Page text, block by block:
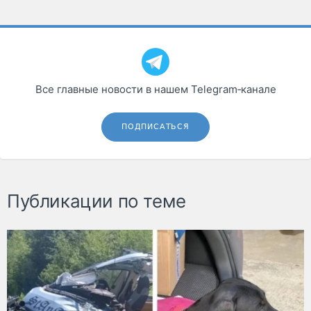
Все главные новости в нашем Telegram‑канале
ПОДПИСАТЬСЯ
Публикации по теме